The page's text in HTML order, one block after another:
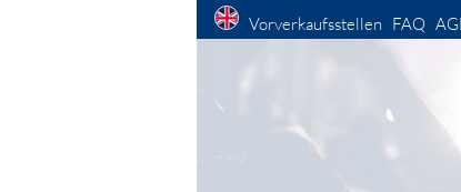
Vorverkaufsstellen FAQ